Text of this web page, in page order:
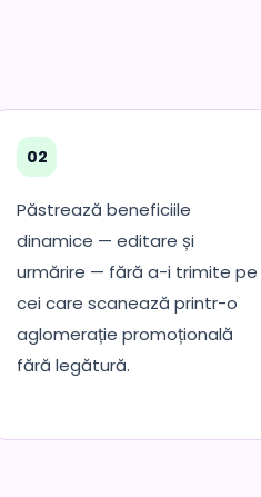
02
Păstrează beneficiile
dinamice — editare și
urmărire — fără a-i trimite pe
cei care scanează printr-o
aglomerație promoțională
fără legătură.